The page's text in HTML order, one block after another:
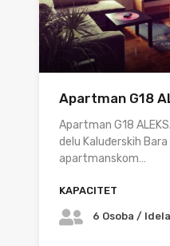
Apartman G18
Apartman G18
delu Kaluđerskih
apartmanskom…
KAPACITET
6 Osoba /